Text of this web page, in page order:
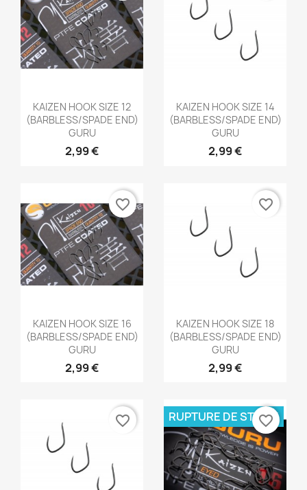
Aperçu rapide
KAIZEN HOOK SIZE 12
(BARBLESS/SPADE END)
GURU
2,99 €
Aperçu rapide
KAIZEN HOOK SIZE 14
(BARBLESS/SPADE END)
GURU
2,99 €
Aperçu rapide
KAIZEN HOOK SIZE 16
(BARBLESS/SPADE END)
GURU
2,99 €
favorite_border
Aperçu rapide
KAIZEN HOOK SIZE 18
(BARBLESS/SPADE END)
GURU
2,99 €
favorite_border
favorite_border RUPTURE DE STOCK
favorite_border